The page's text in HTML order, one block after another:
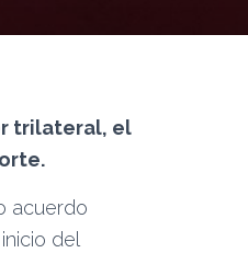
trilateral, el
acuerdo
del